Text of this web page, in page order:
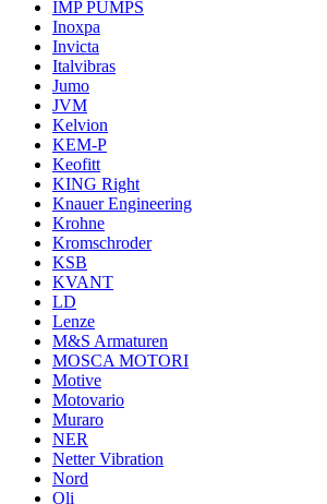
IMP PUMPS
Inoxpa
Invicta
Italvibras
Jumo
JVM
Kelvion
KEM-P
Keofitt
KING Right
Knauer Engineering
Krohne
Kromschroder
KSB
KVANT
LD
Lenze
M&S Armaturen
MOSCA MOTORI
Motive
Motovario
Muraro
NER
Netter Vibration
Nord
Oli